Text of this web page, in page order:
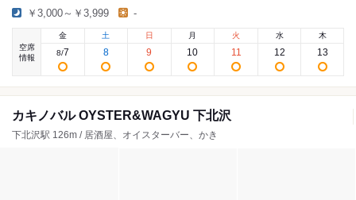
￥3,000～￥3,999 -
空席
情報
金
8/7
土
8
日
9
月
10
火
11
水
12
木
13
カキノバル OYSTER&WAGYU 下北沢
下北沢駅 126m / 居酒屋、オイスターバー、かき